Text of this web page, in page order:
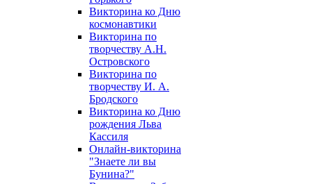
Викторина ко Дню
космонавтики
Викторина по
творчеству А.Н.
Островского
Викторина по
творчеству И. А.
Бродского
Викторина ко Дню
рождения Льва
Кассиля
Онлайн-викторина
"Знаете ли вы
Бунина?"